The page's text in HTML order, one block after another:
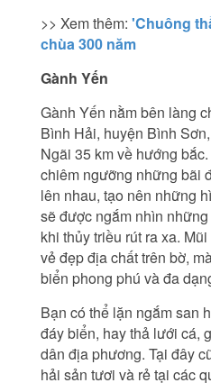
>> Xem thêm: 'Chuông
chùa 300 năm
Gành Yến
Gành Yến nằm bên làng
Bình Hải, huyện Bình
Ngãi 35 km về hướng
chiêm ngưỡng những bãi
lên nhau, tạo nên những
sẽ được ngắm nhìn
khi thủy triều rút ra xa.
vẻ đẹp địa chất trên bờ,
biển phong phú và đa
Bạn có thể lặn ngắm san
đáy biển, hay thả lưới cá,
dân địa phương. Tại đây
hải sản tươi và rẻ tại các